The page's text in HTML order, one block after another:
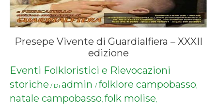
Presepe Vivente di Guardialfiera – XXXII
edizione
Eventi Folkloristici e Rievocazioni
storiche / Di admin / folklore campobasso,
natale campobasso, folk molise,